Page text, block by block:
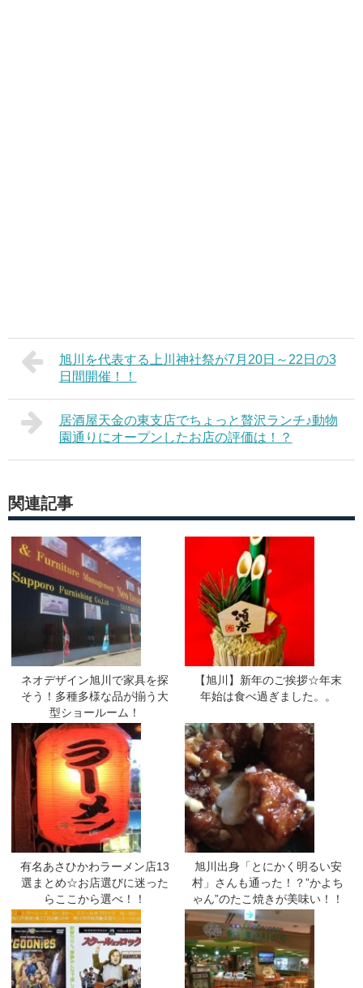
旭川を代表する上川神社祭が7月20日～22日の3
日間開催！！
居酒屋天金の東支店でちょっと贅沢ランチ♪動物
園通りにオープンしたお店の評価は！？
関連記事
ネオデザイン旭川で家具を探
そう！多種多様な品が揃う大
型ショールーム！
【旭川】新年のご挨拶☆年末
年始は食べ過ぎました。。
有名あさひかわラーメン店13
選まとめ☆お店選びに迷った
らここから選べ！！
旭川出身「とにかく明るい安
村」さんも通った！？”かよち
ゃん”のたこ焼きが美味い！！